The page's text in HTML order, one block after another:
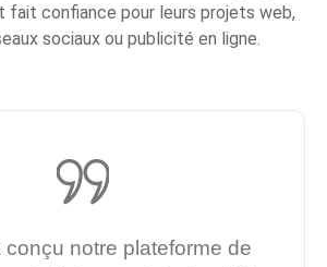
fait confiance pour leurs projets web,
sociaux ou publicité en ligne.
conçu notre plateforme de